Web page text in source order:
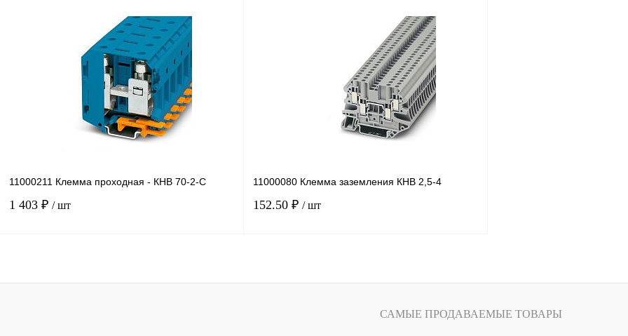
В корзину
Купить в 1 клик Сравнение
Под заказ
В корзину
Сравнение
Под заказ
11000211 Клемма проходная - КНВ 70-2-С
1 403 ₽ / шт
11000080 Клемма заземления КНВ 2,5-4
152.50 ₽ / шт
САМЫЕ ПРОДАВАЕМЫЕ ТОВАРЫ